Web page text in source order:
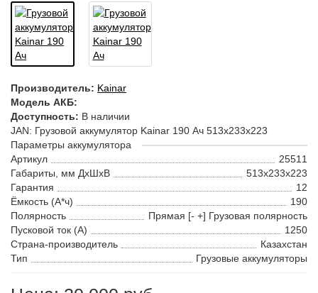
Производитель: Kainar
Модель АКБ:
Доступность: В наличии
JAN: Грузовой аккумулятор Kainar 190 Ач 513x233x223
Параметры аккумулятора
Артикул
25511
Габариты, мм ДхШхВ
513x233x223
Гарантия
12
Ёмкость (А*ч)
190
Полярность
Прямая [- +] Грузовая полярность
Пусковой ток (А)
1250
Страна-производитель
Казахстан
Тип
Грузовые аккумуляторы